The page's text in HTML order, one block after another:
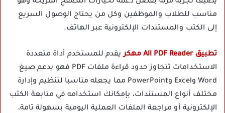
مناسب للطلاب والموظفين وكل من يحتاج الوصول السريع
إلى الكتب والمستندات الإلكترونية عبر الهاتف.
تطبيق All PDF Reader مهكر
يقدم للمستخدم أداة متعددة
الاستخدامات تتجاوز حدود قراءة ملفات PDF فهو يدعم صيغ
Word وExcel وPowerPoint مما يجعله مناسبا لتنظيم وإدارة
مختلف أنواع المستندات، بإمكانك استخدامه في متابعة الكتب
الإلكترونية أو مراجعة الملفات العملية اليومية بسهولة تامة،